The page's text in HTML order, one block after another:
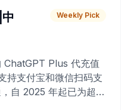
Weekly Pick
ChatGPT Plus 代充值
持支付宝和微信扫码支
自 2025 年起已为超过